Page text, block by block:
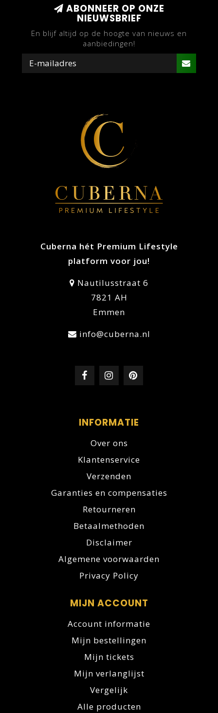
De functie van een sigarenknipper is het
verwijderen van de kop van een sigaar, zodat
de sigaar geheel vers is als je er van begint te
roken. Daarnaast wordt een sigarenknipper
ABONNEER OP ONZE
NIEUWSBRIEF
En blijf altijd op de hoogte van nieuws en
aanbiedingen!
Cuberna hét Premium Lifestyle
platform voor jou!
Nautilusstraat 6
7821 AH
Emmen
info@cuberna.nl
INFORMATIE
Over ons
Klantenservice
Verzenden
Garanties en compensaties
Retourneren
Betaalmethoden
Disclaimer
Algemene voorwaarden
Privacy Policy
MIJN ACCOUNT
Account informatie
Mijn bestellingen
Mijn tickets
Mijn verlanglijst
Vergelijk
Alle producten